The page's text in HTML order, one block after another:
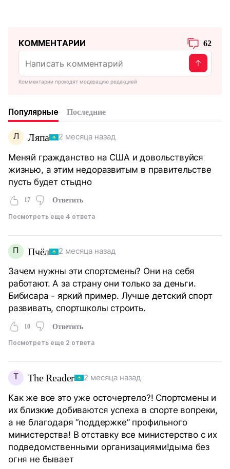
КОММЕНТАРИИ 62
Комментарии проходят модерацию редакцией
Популярные Последние
Л Ляпа 2 месяца назад
Меняй гражданство на США и довольствуйся
жизнью, а этим недоразвитым в правительстве
пусть будет стыдно
17 Ответить
Посмотреть еще 4 ответа
П Пчёл 2 месяца назад
Зачем нужны эти спортсмены? Они на себя
работают. А за страну они только за деньги.
Бибисара - яркий пример. Лучше детский спорт
развивать, спортшколы строить.
10 Ответить
Посмотреть еще 2 ответа
T The Reader 2 месяца назад
Как же все это уже осточертело?! Спортсмены и
их близкие добиваются успеха в спорте вопреки,
а не благодаря “поддержке” профильного
министерства! В отставку все министерство с их
подведомственными организациями!дыма без
огня не бывает